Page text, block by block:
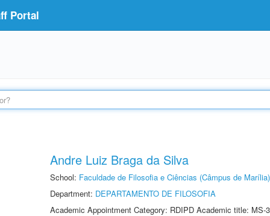
Portal
Andre Luiz Braga da Silva
School: Faculdade de Filosofia e Ciências (Câmpus de Marília)
Department: DEPARTAMENTO DE FILOSOFIA
Academic Appointment Category: RDIPD Academic title: MS-